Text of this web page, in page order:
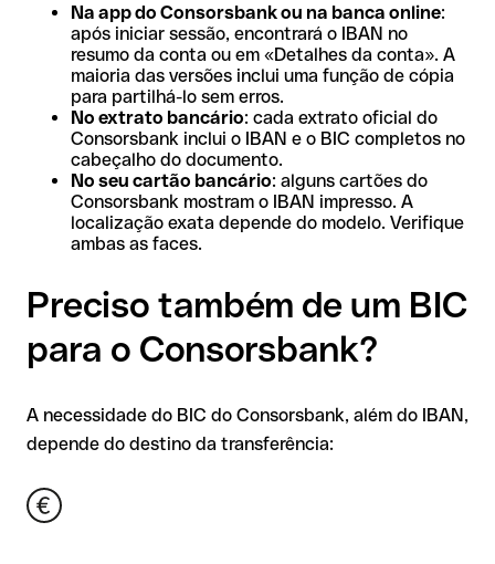
Na app do Consorsbank ou na banca online:
após iniciar sessão, encontrará o IBAN no
resumo da conta ou em «Detalhes da conta». A
maioria das versões inclui uma função de cópia
para partilhá-lo sem erros.
No extrato bancário: cada extrato oficial do
Consorsbank inclui o IBAN e o BIC completos no
cabeçalho do documento.
No seu cartão bancário: alguns cartões do
Consorsbank mostram o IBAN impresso. A
localização exata depende do modelo. Verifique
ambas as faces.
Preciso também de um BIC
para o Consorsbank?
A necessidade do BIC do Consorsbank, além do IBAN,
depende do destino da transferência: